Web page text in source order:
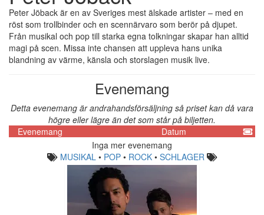
Peter Jöback är en av Sveriges mest älskade artister – med en
röst som trollbinder och en scennärvaro som berör på djupet.
Från musikal och pop till starka egna tolkningar skapar han alltid
magi på scen. Missa inte chansen att uppleva hans unika
blandning av värme, känsla och storslagen musik live.
Evenemang
Detta evenemang är andrahandsförsäljning så priset kan då vara
högre eller lägre än det som står på biljetten.
Evenemang
Datum
Inga mer evenemang
MUSIKAL • POP• ROCK• SCHLAGER